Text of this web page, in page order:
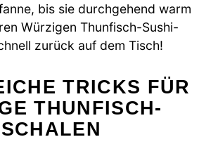
bis sie durchgehend warm
Würzigen Thunfisch-Sushi-
zurück auf dem Tisch!
TRICKS FÜR
THUNFISCH-